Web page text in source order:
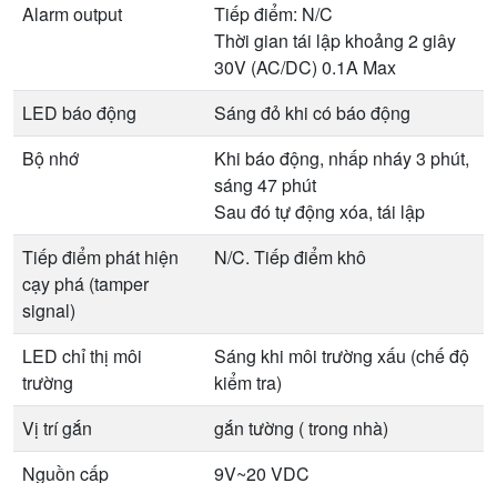
Alarm output
Tiếp điểm: N/C
Thời gian tái lập khoảng 2 giây
30V (AC/DC) 0.1A Max
LED báo động
Sáng đỏ khi có báo động
Bộ nhớ
Khi báo động, nhấp nháy 3 phút,
sáng 47 phút
Sau đó tự động xóa, tái lập
Tiếp điểm phát hiện
cạy phá (tamper
signal)
N/C. Tiếp điểm khô
LED chỉ thị môi
trường
Sáng khi môi trường xấu (chế độ
kiểm tra)
Vị trí gắn
gắn tường ( trong nhà)
Nguồn cấp
9V~20 VDC